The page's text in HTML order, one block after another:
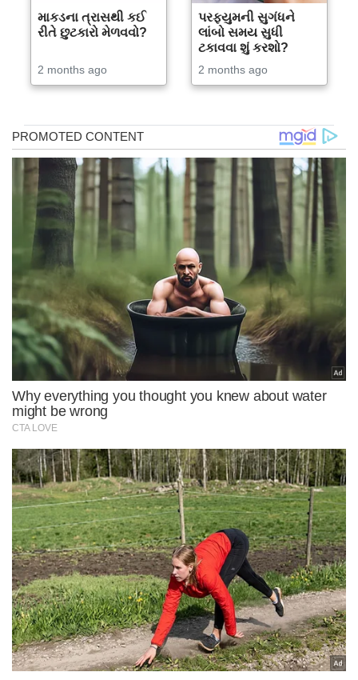
માકડના ત્રાસથી કઈ
રીતે છુટકારો મેળવવો?
2 months ago
પરફ્યુમની સુગંધને
લાંબો સમય સુધી
ટકાવવા શું કરશો?
2 months ago